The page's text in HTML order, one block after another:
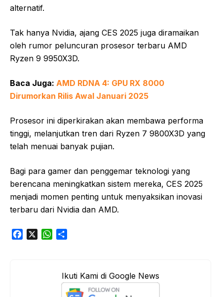
alternatif.
Tak hanya Nvidia, ajang CES 2025 juga diramaikan
oleh rumor peluncuran prosesor terbaru AMD
Ryzen 9 9950X3D.
Baca Juga: AMD RDNA 4: GPU RX 8000
Dirumorkan Rilis Awal Januari 2025
Prosesor ini diperkirakan akan membawa performa
tinggi, melanjutkan tren dari Ryzen 7 9800X3D yang
telah menuai banyak pujian.
Bagi para gamer dan penggemar teknologi yang
berencana meningkatkan sistem mereka, CES 2025
menjadi momen penting untuk menyaksikan inovasi
terbaru dari Nvidia dan AMD.
W
e
Ikuti Kami di Google News